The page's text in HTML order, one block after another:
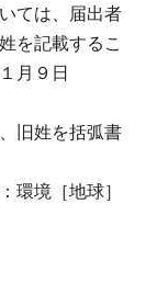
ては、届出者
を記載するこ
月９日
旧姓を括弧書
環境［地球］